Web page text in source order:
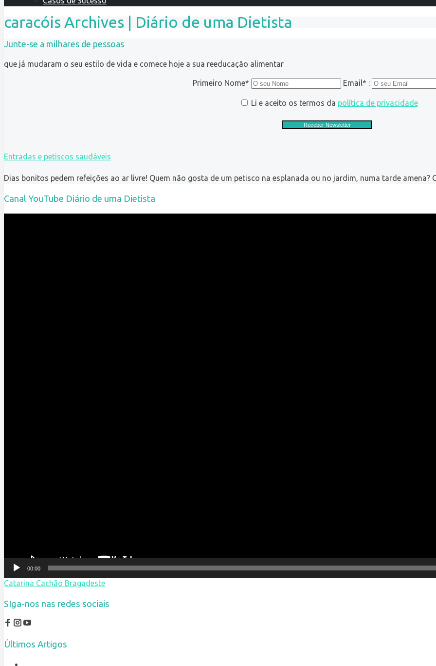
caracóis Archives | Diário de uma Dietista
Junte-se a milhares de pessoas
que já mudaram o seu estilo de vida e comece hoje a sua reeducação alimentar
Primeiro Nome* Email* :
Li e aceito os termos da política de privacidade
Entradas e petiscos saudáveis
Dias bonitos pedem refeições ao ar livre! Quem não gosta de um petisco na esplanada ou no jardim, numa tarde amena?
Canal YouTube Diário de uma Dietista
00:00
Catarina Cachão Bragadeste
SIga-nos nas redes sociais
Últimos Artigos